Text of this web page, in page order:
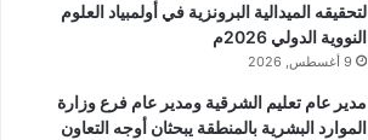
لتحقيقه الميدالية البرونزية في أولمبياد العلوم
النووية الدولي 2026م
9 أغسطس, 2026
مدير عام تعليم الشرقية ومدير عام فرع وزارة
الموارد البشرية بالمنطقة يبحثان أوجه التعاون